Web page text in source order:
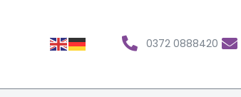
0372 0888420